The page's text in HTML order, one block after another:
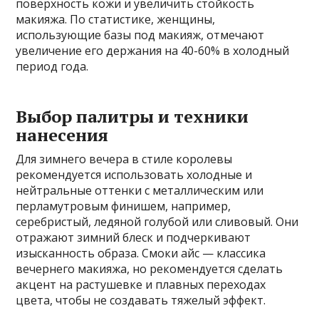
поверхность кожи и увеличить стойкость
макияжа. По статистике, женщины,
использующие базы под макияж, отмечают
увеличение его держания на 40-60% в холодный
период года.
Выбор палитры и техники
нанесения
Для зимнего вечера в стиле королевы
рекомендуется использовать холодные и
нейтральные оттенки с металлическим или
перламутровым финишем, например,
серебристый, ледяной голубой или сливовый. Они
отражают зимний блеск и подчеркивают
изысканность образа. Смоки айс — классика
вечернего макияжа, но рекомендуется сделать
акцент на растушевке и плавных переходах
цвета, чтобы не создавать тяжелый эффект.